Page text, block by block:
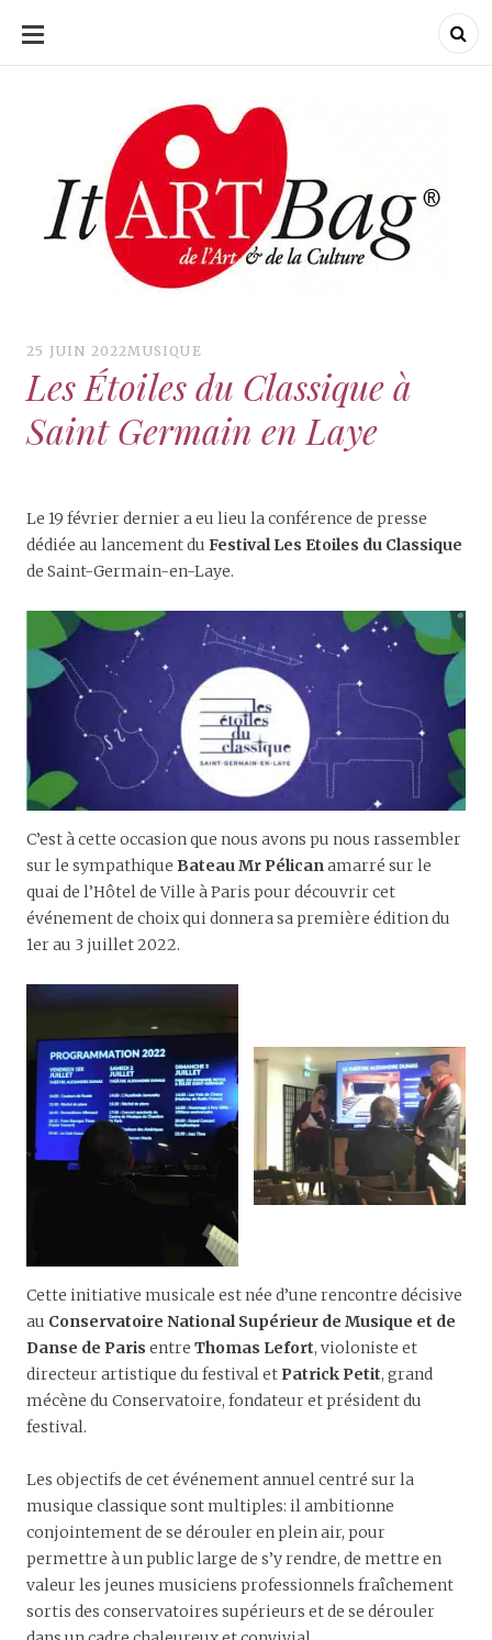
ALLER
CONTENU
ItArtBag
ItArtBag
25 JUIN 2022MUSIQUE
Les Étoiles du Classique à
Saint Germain en Laye
Le 19 février dernier a eu lieu la conférence de presse
dédiée au lancement du Festival Les Etoiles du Classique
de Saint-Germain-en-Laye.
C’est à cette occasion que nous avons pu nous rassembler
sur le sympathique Bateau Mr Pélicanamarré sur le
quai de l’Hôtel de Ville à Paris pour découvrir cet
événement de choix qui donnera sa première édition du
1er au 3 juillet 2022.
Cette initiative musicale est née d’une rencontre décisive
au Conservatoire National Supérieur de Musique et de
Danse de Paris entre Thomas Lefort, violoniste et
directeur artistique du festival et Patrick Petit, grand
mécène du Conservatoire, fondateur et président du
festival.
Les objectifs de cet événement annuel centré sur la
musique classique sont multiples: il ambitionne
conjointement de se dérouler en plein air, pour
permettre à un public large de s’y rendre, de mettre en
valeur les jeunes musiciens professionnels fraîchement
sortis des conservatoires supérieurs et de se dérouler